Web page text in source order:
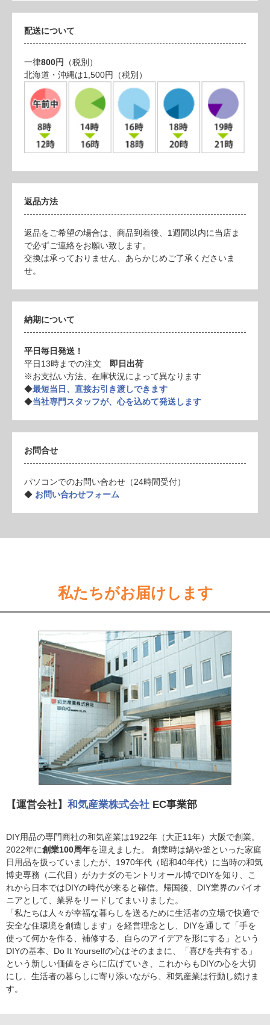
配送について
一律800円
（税別）
北海道・沖縄は1,500円（税別）
返品方法
返品をご希望の場合は、商品到着後、1週間以内に当店ま
で必ずご連絡をお願い致します。
交換は承っておりません、あらかじめご了承くださいま
せ。
納期について
平日毎日発送！
平日13時までの注文 即日出荷
※お支払い方法、在庫状況によって異なります
◆最短当日、直接お引き渡しできます
◆当社専門スタッフが、心を込めて発送します
お問合せ
パソコンでのお問い合わせ（24時間受付）
◆ お問い合わせフォーム
私たちがお届けします
【運営会社】 和気産業株式会社 EC事業部
DIY用品の専門商社の和気産業は1922年（大正11年）大阪で創業。
2022年に創業100周年を迎えました。 創業時は鍋や釜といった家庭
日用品を扱っていましたが、1970年代（昭和40年代）に当時の和気
博史専務（二代目）がカナダのモントリオール博でDIYを知り、こ
れから日本ではDIYの時代が来ると確信。帰国後、DIY業界のパイオ
ニアとして、業界をリードしてまいりました。
「私たちは人々が幸福な暮らしを送るために生活者の立場で快適で
安全な住環境を創造します」を経営理念とし、DIYを通して「手を
使って何かを作る、補修する、自らのアイデアを形にする」という
DIYの基本、Do It Yourselfの心はそのままに、「喜びを共有する」
という新しい価値をさらに広げていき、これからもDIYの心を大切
にし、生活者の暮らしに寄り添いながら、和気産業は行動し続けま
す。